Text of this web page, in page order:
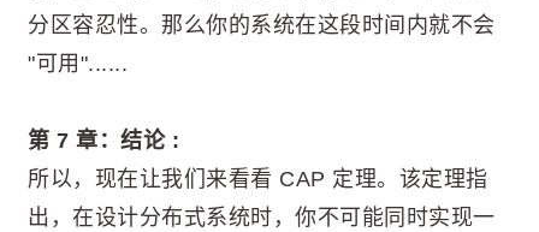
分区容忍性。那么你的系统在这段时间内就不会
"可用"......
第 7 章：结论 :
所以，现在让我们来看看 CAP 定理。该定理指
出，在设计分布式系统时，你不可能同时实现一